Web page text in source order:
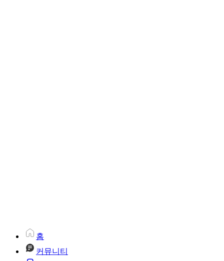
홈
커뮤니티